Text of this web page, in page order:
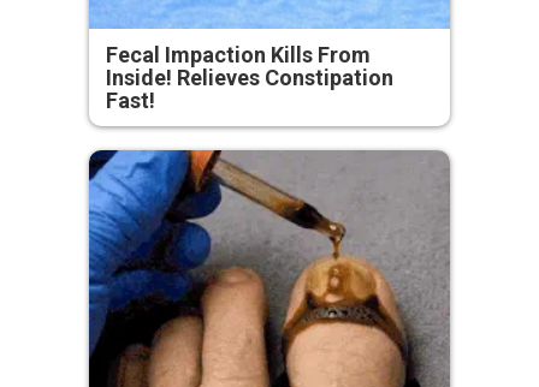
Fecal Impaction Kills From
Inside! Relieves Constipation
Fast!